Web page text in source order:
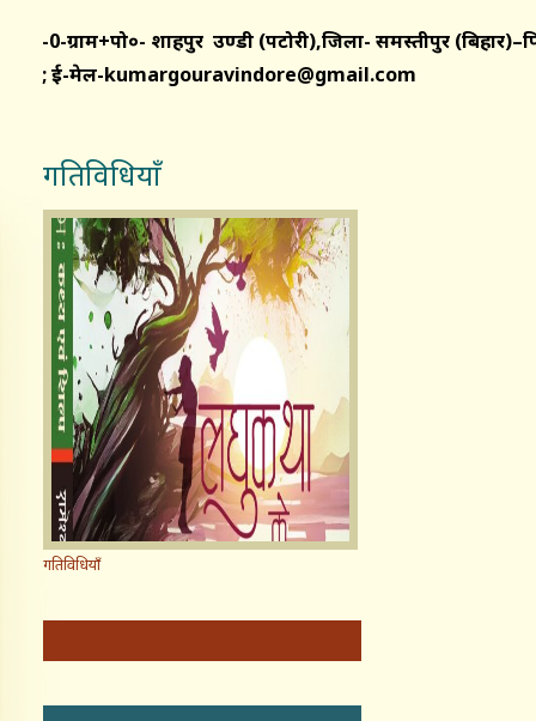
-0-ग्राम+पो०- शाहपुर उण्डी (पटोरी),जिला- समस्तीपुर (बिहार)–
; ई-मेल-kumargouravindore@gmail.com
गतिविधियाँ
गतिविधियाँ